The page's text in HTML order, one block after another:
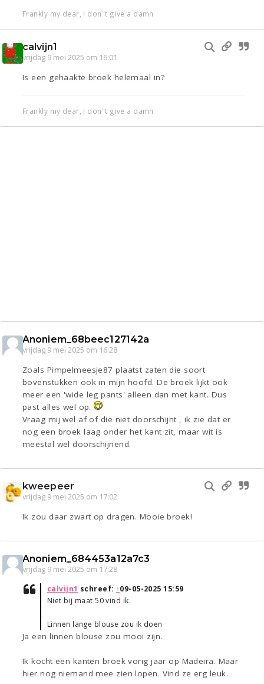
Frankly my dear, I don"t give a damn
calvijn1
vrijdag 9 mei 2025 om 16:01
Is een gehaakte broek helemaal in?
Frankly my dear, I don"t give a damn
Anoniem_68beec127142a
vrijdag 9 mei 2025 om 16:28
Zoals Pimpelmeesje87 plaatst zaten die soort
bovenstukken ook in mijn hoofd. De broek lijkt ook
meer een 'wide leg pants' alleen dan met kant. Dus
past alles wel op.
Vraag mij wel af of die niet doorschijnt , ik zie dat er
nog een broek laag onder het kant zit, maar wit is
meestal wel doorschijnend.
kweepeer
vrijdag 9 mei 2025 om 17:02
Ik zou daar zwart op dragen. Mooie broek!
Anoniem_684453a12a7c3
vrijdag 9 mei 2025 om 17:28
calvijn1 schreef: ↑09-05-2025 15:59
Niet bij maat 50 vind ik.
Linnen lange blouse zou ik doen
Ja een linnen blouse zou mooi zijn.
Ik kocht een kanten broek vorig jaar op Madeira. Maar
hier nog niemand mee zien lopen. Vind ze erg leuk.